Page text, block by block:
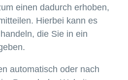
einen dadurch erhoben,
Hierbei kann es
die Sie in ein
automatisch oder nach